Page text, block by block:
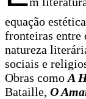
equação
fronteiras entre
natureza
sociais e
Obras como A
Bataille, O